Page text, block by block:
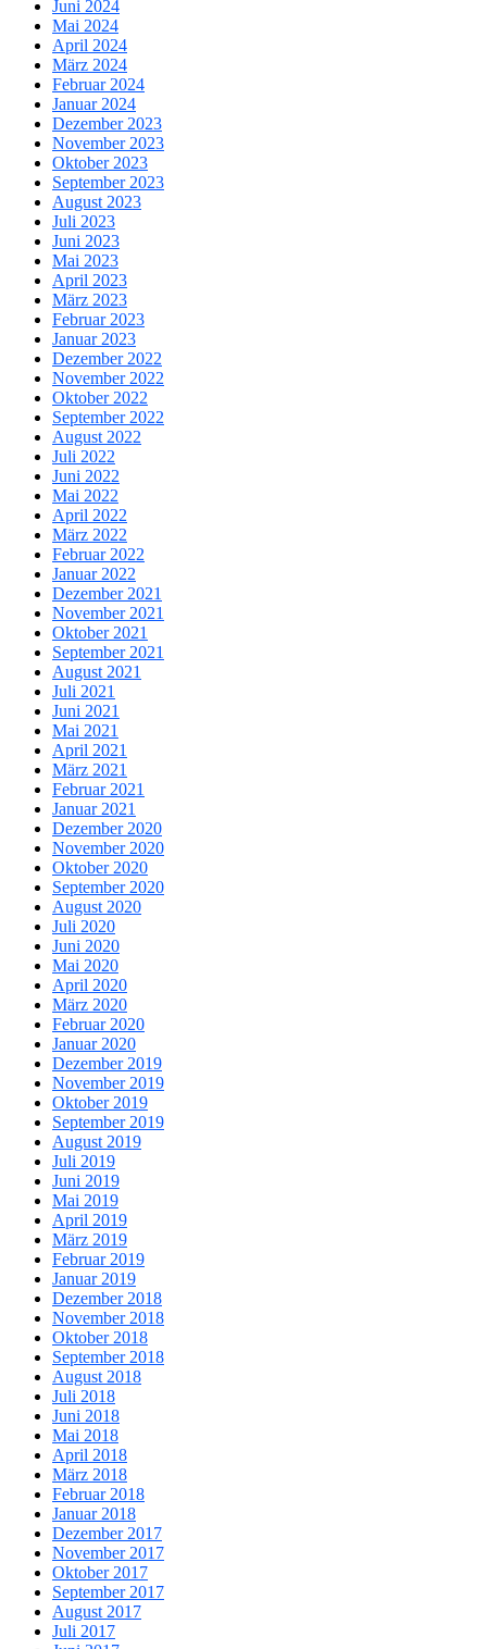
Juni 2024
Mai 2024
April 2024
März 2024
Februar 2024
Januar 2024
Dezember 2023
November 2023
Oktober 2023
September 2023
August 2023
Juli 2023
Juni 2023
Mai 2023
April 2023
März 2023
Februar 2023
Januar 2023
Dezember 2022
November 2022
Oktober 2022
September 2022
August 2022
Juli 2022
Juni 2022
Mai 2022
April 2022
März 2022
Februar 2022
Januar 2022
Dezember 2021
November 2021
Oktober 2021
September 2021
August 2021
Juli 2021
Juni 2021
Mai 2021
April 2021
März 2021
Februar 2021
Januar 2021
Dezember 2020
November 2020
Oktober 2020
September 2020
August 2020
Juli 2020
Juni 2020
Mai 2020
April 2020
März 2020
Februar 2020
Januar 2020
Dezember 2019
November 2019
Oktober 2019
September 2019
August 2019
Juli 2019
Juni 2019
Mai 2019
April 2019
März 2019
Februar 2019
Januar 2019
Dezember 2018
November 2018
Oktober 2018
September 2018
August 2018
Juli 2018
Juni 2018
Mai 2018
April 2018
März 2018
Februar 2018
Januar 2018
Dezember 2017
November 2017
Oktober 2017
September 2017
August 2017
Juli 2017